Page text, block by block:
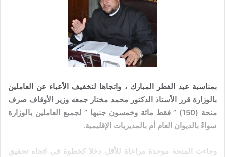
بمناسبة عيد الفطر المبارك ، واتجاها لتخفيف الأعباء عن العاملين
بالوزارة قرر الأستاذ الدكتور محمد مختار جمعه وزير الأوقاف صرف
منحة(
150
)
” فقط مائة وخمسون جنيها ” لجميع العاملين بالوزارة
سواءً بالديوان العام أم بالمديريات الإقليمية.
وجاءت المنحة موحدة مراعاة للأقل دخلا كخطوة فى اتجاه تحقيق